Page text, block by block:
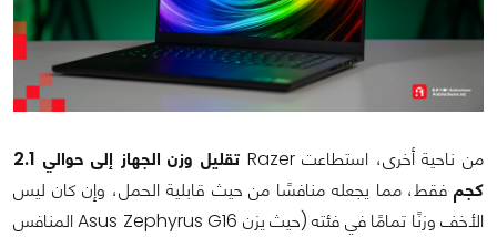
من ناحية أخرى، استطاعت Razer
تقليل وزن الجهاز إلى حوالي 2.1
كجم فقط، مما يجعله منافسًا من حيث قابلية الحمل، وإن كان ليس
الأخف وزنًا تمامًا في فئته (حيث يزن Asus Zephyrus G16 المنافس